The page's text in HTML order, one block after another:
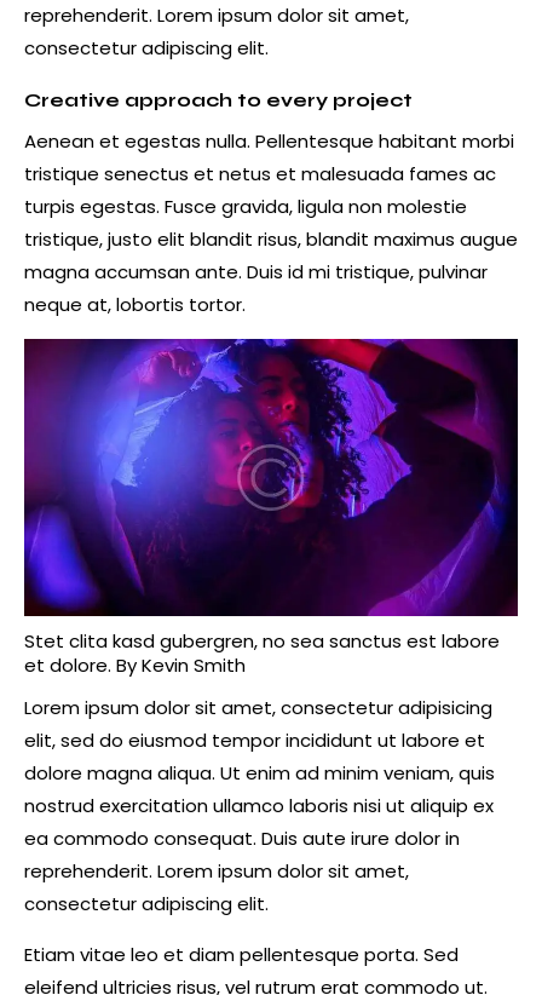
reprehenderit. Lorem ipsum dolor sit amet,
consectetur adipiscing elit.
Creative approach to every project
Aenean et egestas nulla. Pellentesque habitant morbi
tristique senectus et netus et malesuada fames ac
turpis egestas. Fusce gravida, ligula non molestie
tristique, justo elit blandit risus, blandit maximus augue
magna accumsan ante. Duis id mi tristique, pulvinar
neque at, lobortis tortor.
Stet clita kasd gubergren, no sea sanctus est labore
et dolore. ByKevin Smith
Lorem ipsum dolor sit amet, consectetur adipisicing
elit, sed do eiusmod tempor incididunt ut labore et
dolore magna aliqua. Ut enim ad minim veniam, quis
nostrud exercitation ullamco laboris nisi ut aliquip ex
ea commodo consequat. Duis aute irure dolor in
reprehenderit. Lorem ipsum dolor sit amet,
consectetur adipiscing elit.
Etiam vitae leo et diam pellentesque porta. Sed
eleifend ultricies risus, vel rutrum erat commodo ut.